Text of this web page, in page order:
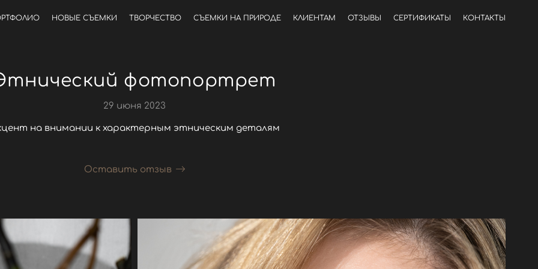
НОВЫЕ СЪЕМКИ ТВОРЧЕСТВО СЪЕМКИ НА ПРИРОДЕ КЛИЕНТАМ ОТЗЫВЫ СЕРТИФИКАТЫ КОНТАКТЫ
фотопортрет
29 июня 2023
на внимании к характерным этническим деталям
Оставить отзыв